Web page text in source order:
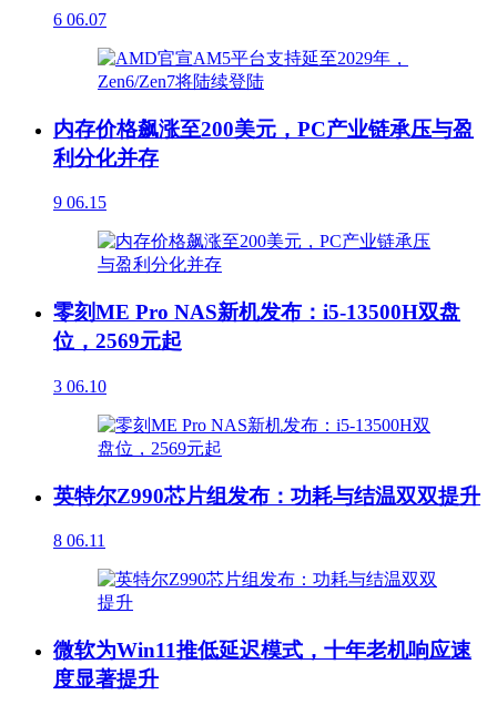
6 06.07
内存价格飙涨至200美元，PC产业链承压与盈
利分化并存
9 06.15
零刻ME Pro NAS新机发布：i5-13500H双盘
位，2569元起
3 06.10
英特尔Z990芯片组发布：功耗与结温双双提升
8 06.11
微软为Win11推低延迟模式，十年老机响应速
度显著提升